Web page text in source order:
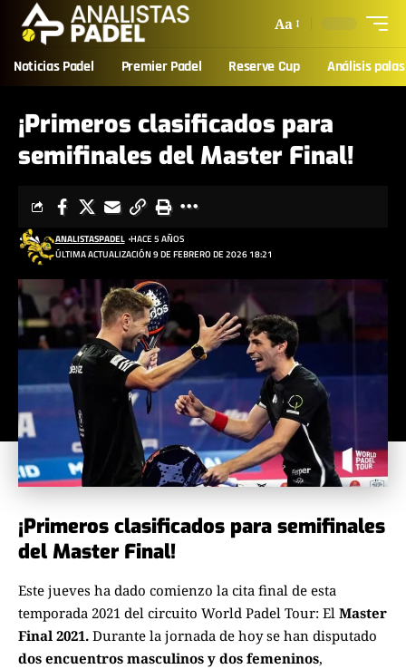
Aa
Noticias Padel Premier Padel Reserve Cup Análisis palas
¡Primeros clasificados para
semifinales del Master Final!
ÚLTIMA ACTUALIZACIÓN 9 DE FEBRERO DE 2026 18:21
ANALISTASPADEL HACE 5 AÑOS
¡Primeros clasificados para semifinales
del Master Final!
Este jueves ha dado comienzo la cita final de esta
temporada 2021 del circuito World Padel Tour: El Master
Final 2021. Durante la jornada de hoy se han disputado
dos encuentros masculinos y dos femeninos,